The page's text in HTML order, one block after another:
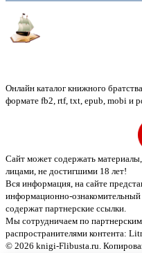
Онлайн каталог книжного
формате fb2, rtf, txt, epub, mobi и
Сайт может содержать
лицами, не достигшими 18 лет!
Вся информация, на сайте
информационно-
содержат партнерские ссылки.
Мы сотрудничаем по
распространителями контента:
© 2026 knigi-Flibusta.ru.